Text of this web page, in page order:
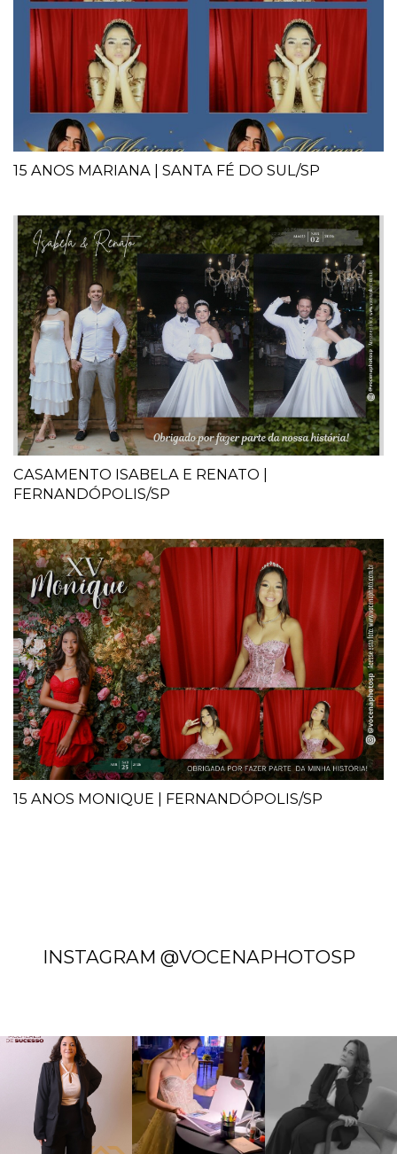
15 ANOS MARIANA | SANTA FÉ DO SUL/SP
CASAMENTO ISABELA E RENATO |
FERNANDÓPOLIS/SP
15 ANOS MONIQUE | FERNANDÓPOLIS/SP
INSTAGRAM @VOCENAPHOTOSP